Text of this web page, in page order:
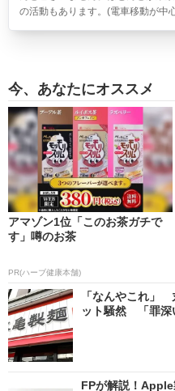
の活動もあります。(電車移動が中
今、あなたにオススメ
アマゾン1位「このお茶ガチで
す」噂のお茶
PR(ハーブ健康本舗)
「なんやこれ」
ット騒然 「罪深
FPが解説！